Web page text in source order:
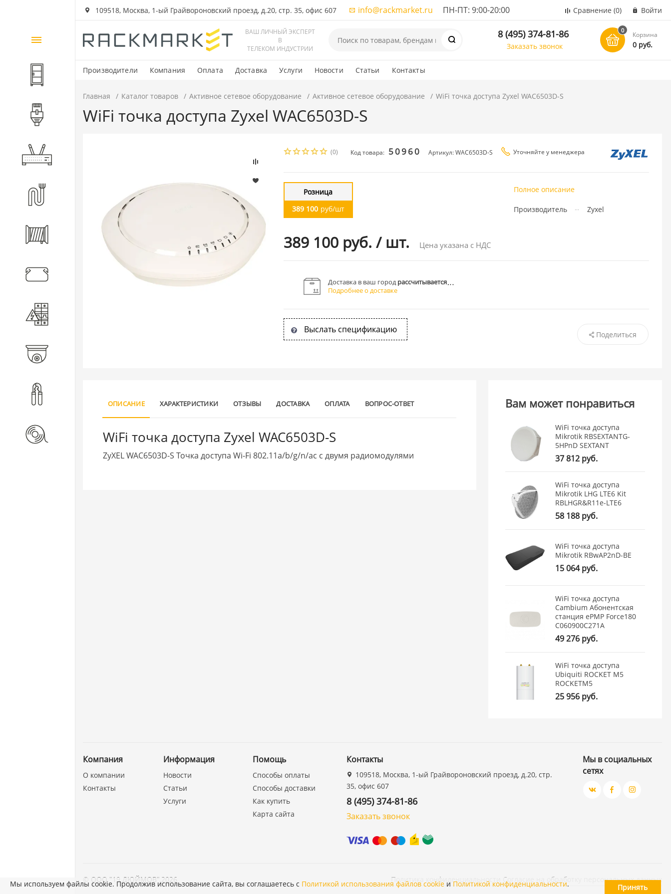
109518, Москва, 1-ый Грайвороновский проезд, д.20, стр. 35, офис 607 info@rackmarket.ru ПН-ПТ: 9:00-20:00 Сравнение (0) Войти
ВАШ ЛИЧНЫЙ ЭКСПЕРТ
В
ТЕЛЕКОМ ИНДУСТРИИ
8 (495) 374-81-86
Заказать звонок
0
Корзина
0 руб.
Производители Компания Оплата Доставка Услуги Новости Статьи Контакты
Каталог
товаров
Шкафы и стойки
Компоненты СКС
Волоконно-оптические
Кабеленесущие системы
Расходные материалы
Главная Каталог товаров Активное сетевое оборудование Активное сетевое оборудование WiFi точка доступа Zyxel WAC6503D-S
WiFi точка доступа Zyxel WAC6503D-S
(0) Код товара: 50960 Артикул: WAC6503D-S Уточняйте у менеджера
Розница
389 100 руб/шт
389 100 руб. / шт. Цена указана с НДС
Полное описание
Производитель Zyxel
Доставка в ваш городрассчитывается
Подробнее о доставке
Выслать спецификацию Поделиться
ОПИСАНИЕ ХАРАКТЕРИСТИКИ ОТЗЫВЫ ДОСТАВКА ОПЛАТА ВОПРОС-ОТВЕТ
WiFi точка доступа Zyxel WAC6503D-S
ZyXEL WAC6503D-S Точка доступа Wi-Fi 802.11a/b/g/n/ac с двумя радиомодулями
Вам может понравиться
WiFi точка доступа
Mikrotik RBSEXTANTG-
5HPnD SEXTANT
37 812 руб.
WiFi точка доступа
Mikrotik LHG LTE6 Kit
RBLHGR&R11e-LTE6
58 188 руб.
WiFi точка доступа
Mikrotik RBwAP2nD-BE
15 064 руб.
WiFi точка доступа
Cambium Абонентская
станция ePMP Force180
C060900C271A
49 276 руб.
WiFi точка доступа
Ubiquiti ROCKET M5
ROCKETM5
25 956 руб.
Компания
О компании
Контакты
Информация
Новости
Статьи
Услуги
Помощь
Способы оплаты
Способы доставки
Как купить
Карта сайта
Контакты
109518, Москва, 1-ый Грайвороновский проезд, д.20, стр.
35, офис 607
8 (495) 374-81-86
Заказать звонок
Мы в социальных
сетях
© ООО "19 ДЮЙМОВ" 2026 Политика конфиденциальности Согласие на обработку персональных данных
Мы используем файлы cookie. Продолжив использование сайта, вы соглашаетесь с Политикой использования файлов cookie и Политикой конфиденциальности. Принять